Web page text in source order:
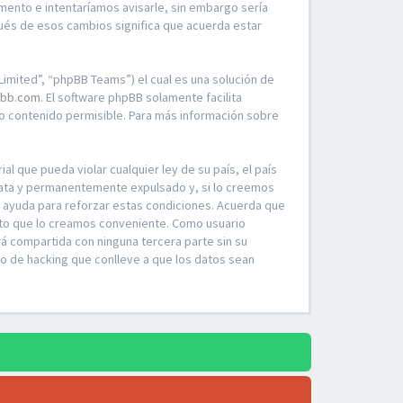
e intentaríamos avisarle, sin embargo sería
de esos cambios significa que acuerda estar
“phpBB Teams”) el cual es una solución de
. El software phpBB solamente facilita
permisible. Para más información sobre
que pueda violar cualquier ley de su país, el país
y permanentemente expulsado y, si lo creemos
para reforzar estas condiciones. Acuerda que
que lo creamos conveniente. Como usuario
compartida con ninguna tercera parte sin su
de hacking que conlleve a que los datos sean